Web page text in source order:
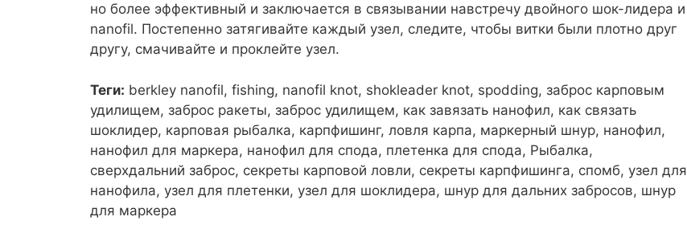
но более эффективный и заключается в связывании навстречу двойного шок-лидера и
nanofil. Постепенно затягивайте каждый узел, следите, чтобы витки были плотно друг
другу, смачивайте и проклейте узел.
Теги: berkley nanofil, fishing, nanofil knot, shokleader knot, spodding, заброс карповым
удилищем, заброс ракеты, заброс удилищем, как завязать нанофил, как связать
шоклидер, карповая рыбалка, карпфишинг, ловля карпа, маркерный шнур, нанофил,
нанофил для маркера, нанофил для спода, плетенка для спода, Рыбалка,
сверхдальний заброс, секреты карповой ловли, секреты карпфишинга, спомб, узел для
нанофила, узел для плетенки, узел для шоклидера, шнур для дальних забросов, шнур
для маркера